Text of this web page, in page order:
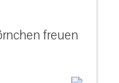
freuen